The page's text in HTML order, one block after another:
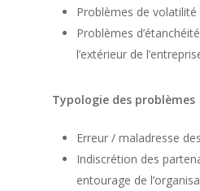
Problèmes de
Problèmes
l’extérieur de
Typologie des problèmes
Erreur / maladresse
Indiscrétion des
entourage de